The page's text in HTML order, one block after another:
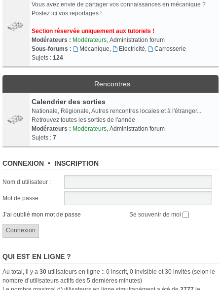
Vous avez envie de partager vos connaissances en mécanique ?
Postez ici vos reportages !
Section réservée uniquement aux tutoriels !
Modérateurs : Modérateurs, Administration forum
Sous-forums :
Mécanique, Electricité,
Carrosserie
Sujets : 124
Rencontres
Calendrier des sorties
Nationale, Régionale, Autres rencontres locales et à l'étranger...
Retrouvez toutes les sorties de l'année
Modérateurs : Modérateurs, Administration forum
Sujets : 7
CONNEXION • INSCRIPTION
Nom d’utilisateur :
Mot de passe :
J’ai oublié mon mot de passe Se souvenir de moi
QUI EST EN LIGNE ?
Au total, il y a 30 utilisateurs en ligne :: 0 inscrit, 0 invisible et 30 invités (selon le
nombre d’utilisateurs actifs des 5 dernières minutes)